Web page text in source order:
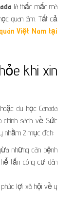
là thắc mắc mà
quan tâm. Tất cả
Việt Nam tại
khi xin
du học Canada
chính sách về Sức
nhằm 2 mục đích:
những căn bệnh
tấn công cư dân
phúc lợi xã hội về y